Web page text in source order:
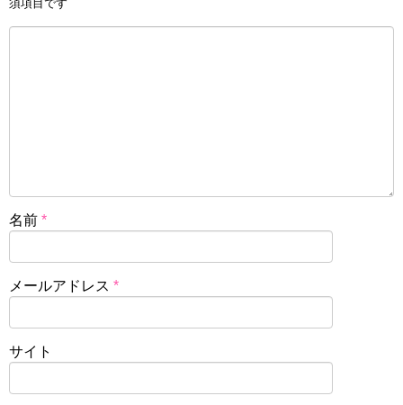
須項目です
名前 *
メールアドレス *
サイト